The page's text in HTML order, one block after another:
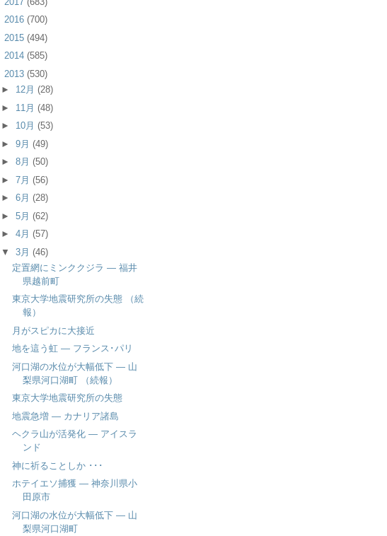
2016 (700)
2015 (494)
2014 (585)
2013 (530)
► 12月 (28)
► 11月 (48)
► 10月 (53)
► 9月 (49)
► 8月 (50)
► 7月 (56)
► 6月 (28)
► 5月 (62)
► 4月 (57)
▼ 3月 (46)
定置網にミンククジラ ― 福井
県越前町
東京大学地震研究所の失態 （続
報）
月がスピカに大接近
地を這う虹 ― フランス･パリ
河口湖の水位が大幅低下 ― 山
梨県河口湖町 （続報）
東京大学地震研究所の失態
地震急増 ― カナリア諸島
ヘクラ山が活発化 ― アイスラ
ンド
神に祈ることしか ･･･
ホテイエソ捕獲 ― 神奈川県小
田原市
河口湖の水位が大幅低下 ― 山
梨県河口湖町